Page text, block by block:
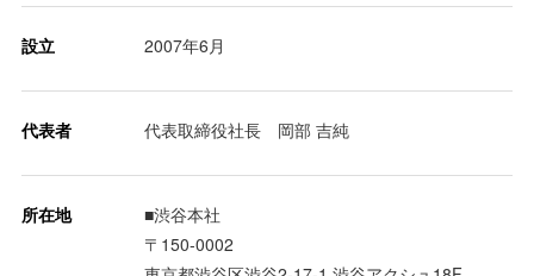
設立 2007年6月
代表者 代表取締役社長 岡部 吉純
所在地
■渋谷本社
〒150-0002